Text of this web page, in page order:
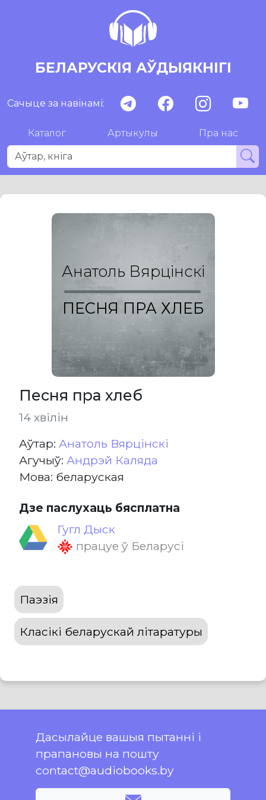
БЕЛАРУСКІЯ АЎДЫЯКНІГІ
Сачыце за навінамі:
Каталог Артыкулы Пра нас
Анатоль Вярцінскі
ПЕСНЯ ПРА ХЛЕБ
Песня пра хлеб
14 хвілін
Aўтар: Анатоль Вярцінскі
Агучыў: Андрэй Каляда
Мова: беларуская
Дзе паслухаць бясплатна
Гугл Дыск
працуе ў Беларусі
Паэзія
Класікі беларускай літаратуры
Дасылайце вашыя пытанні і
прапановы на пошту
contact@audiobooks.by